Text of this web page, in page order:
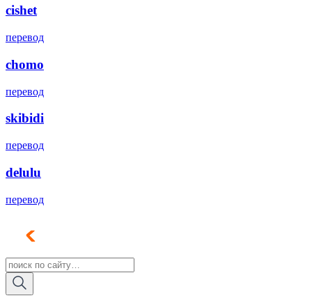
cishet
перевод
chomo
перевод
skibidi
перевод
delulu
перевод